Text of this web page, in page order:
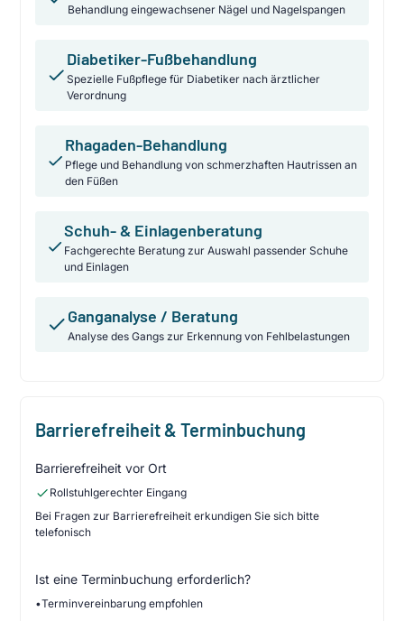
Behandlung eingewachsener Nägel und Nagelspangen
Diabetiker-Fußbehandlung
Spezielle Fußpflege für Diabetiker nach ärztlicher
Verordnung
Rhagaden-Behandlung
Pflege und Behandlung von schmerzhaften Hautrissen an
den Füßen
Schuh- & Einlagenberatung
Fachgerechte Beratung zur Auswahl passender Schuhe
und Einlagen
Ganganalyse / Beratung
Analyse des Gangs zur Erkennung von Fehlbelastungen
Barrierefreiheit & Terminbuchung
Barrierefreiheit vor Ort
Rollstuhlgerechter Eingang
Bei Fragen zur Barrierefreiheit erkundigen Sie sich bitte
telefonisch
Ist eine Terminbuchung erforderlich?
•Terminvereinbarung empfohlen